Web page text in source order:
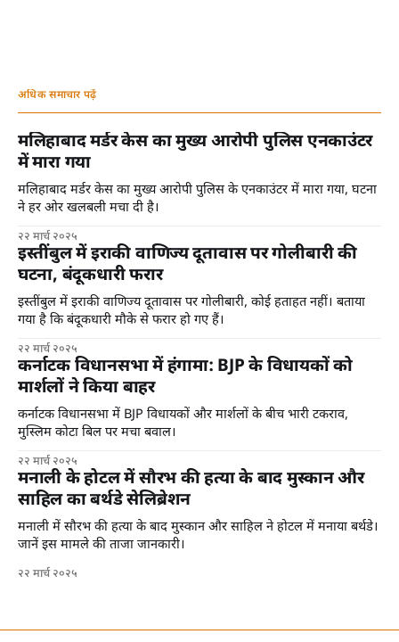
अधिक समाचार पढ़ें
मलिहाबाद मर्डर केस का मुख्य आरोपी पुलिस एनकाउंटर
में मारा गया
मलिहाबाद मर्डर केस का मुख्य आरोपी पुलिस के एनकाउंटर में मारा गया, घटना
ने हर ओर खलबली मचा दी है।
२२ मार्च २०२५
इस्तींबुल में इराकी वाणिज्य दूतावास पर गोलीबारी की
घटना, बंदूकधारी फरार
इस्तींबुल में इराकी वाणिज्य दूतावास पर गोलीबारी, कोई हताहत नहीं। बताया
गया है कि बंदूकधारी मौके से फरार हो गए हैं।
२२ मार्च २०२५
कर्नाटक विधानसभा में हंगामा: BJP के विधायकों को
मार्शलों ने किया बाहर
कर्नाटक विधानसभा में BJP विधायकों और मार्शलों के बीच भारी टकराव,
मुस्लिम कोटा बिल पर मचा बवाल।
२२ मार्च २०२५
मनाली के होटल में सौरभ की हत्या के बाद मुस्कान और
साहिल का बर्थडे सेलिब्रेशन
मनाली में सौरभ की हत्या के बाद मुस्कान और साहिल ने होटल में मनाया बर्थडे।
जानें इस मामले की ताजा जानकारी।
२२ मार्च २०२५